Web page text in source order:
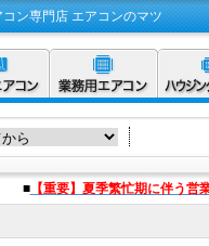
ン専門店 エアコンのマツ
■【重要】夏季繁忙期に伴う営